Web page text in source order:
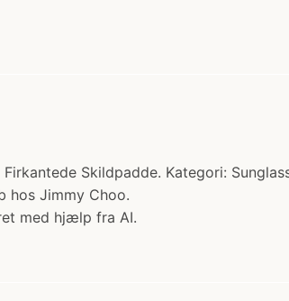
Skildpadde. Kategori:
hos Jimmy Choo.
med hjælp fra AI.